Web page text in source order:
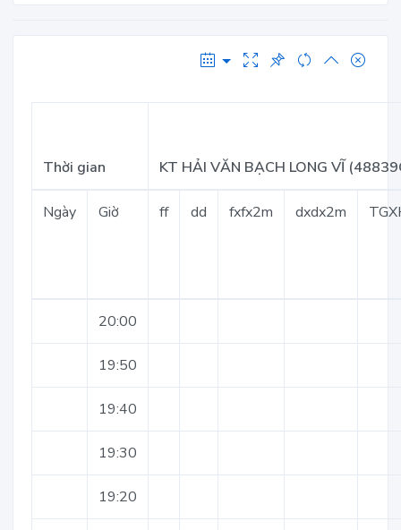
Thời gian KT HẢI VĂN BẠCH LONG VĨ
Ngày Giờ ff dd fxfx2m dxdx2m
20:00
19:50
19:40
19:30
19:20